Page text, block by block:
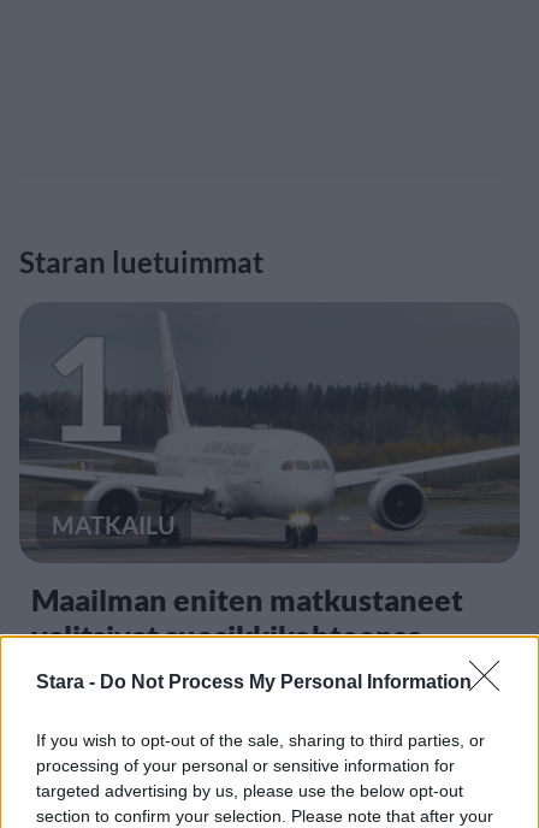
Stara - Do Not Process My Personal Information
If you wish to opt-out of the sale, sharing to third parties, or
processing of your personal or sensitive information for
targeted advertising by us, please use the below opt-out
section to confirm your selection. Please note that after your
Staran luetuimmat
1
MATKAILU
Maailman eniten matkustaneet
valitsivat suosikkikohteensa –
yllättävä voittaja